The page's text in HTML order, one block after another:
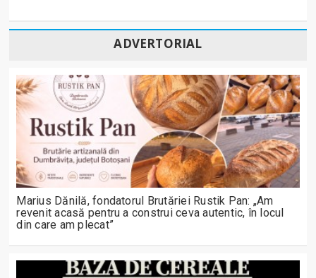
ADVERTORIAL
Marius Dănilă, fondatorul Brutăriei Rustik Pan: „Am
revenit acasă pentru a construi ceva autentic, în locul
din care am plecat”